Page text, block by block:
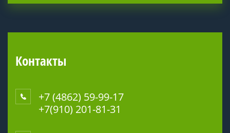
Контакты
+7 (4862) 59-99-17
+7(910) 201-81-31